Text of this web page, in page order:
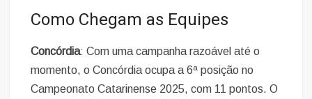
Como Chegam as Equipes
Concórdia: Com uma campanha razoável até o
momento, o Concórdia ocupa a 6ª posição no
Campeonato Catarinense 2025, com 11 pontos. O